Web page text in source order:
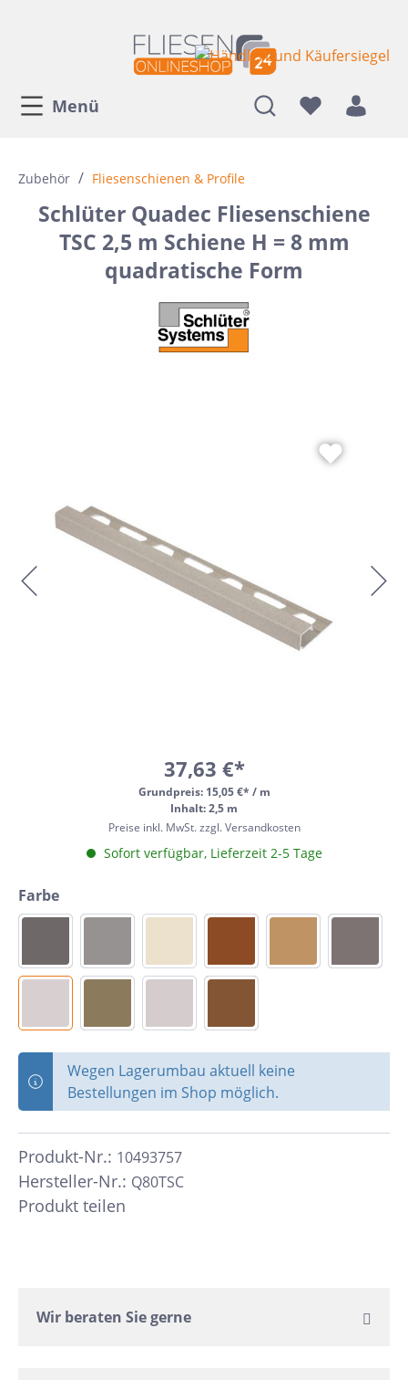
Menü
Zubehör / Fliesenschienen & Profile
Schlüter Quadec Fliesenschiene
TSC 2,5 m Schiene H = 8 mm
quadratische Form
37,63 €*
Grundpreis: 15,05 €* / m
Inhalt: 2,5 m
Preise inkl. MwSt. zzgl. Versandkosten
Sofort verfügbar, Lieferzeit 2-5 Tage
Farbe
Wegen Lagerumbau aktuell keine
Bestellungen im Shop möglich.
Hersteller-Nr.: Q80TSC
Produkt-Nr.: 10493757
Produkt teilen
Wir beraten Sie gerne